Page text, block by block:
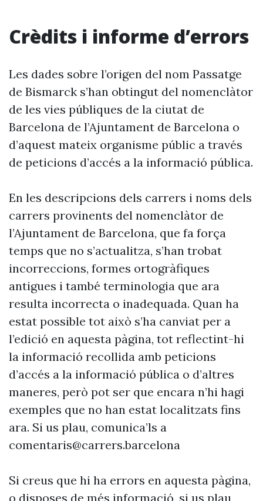
Crèdits i informe d’errors
Les dades sobre l’origen del nom Passatge
de Bismarck s’han obtingut del nomenclàtor
de les vies públiques de la ciutat de
Barcelona de l’Ajuntament de Barcelona o
d’aquest mateix organisme públic a través
de peticions d’accés a la informació pública.
En les descripcions dels carrers i noms dels
carrers provinents del nomenclàtor de
l’Ajuntament de Barcelona, que fa força
temps que no s’actualitza, s’han trobat
incorreccions, formes ortogràfiques
antigues i també terminologia que ara
resulta incorrecta o inadequada. Quan ha
estat possible tot això s’ha canviat per a
l’edició en aquesta pàgina, tot reflectint-hi
la informació recollida amb peticions
d’accés a la informació pública o d’altres
maneres, però pot ser que encara n’hi hagi
exemples que no han estat localitzats fins
ara. Si us plau, comunica’ls a
comentaris@carrers.barcelona
Si creus que hi ha errors en aquesta pàgina,
o disposes de més informació, si us plau